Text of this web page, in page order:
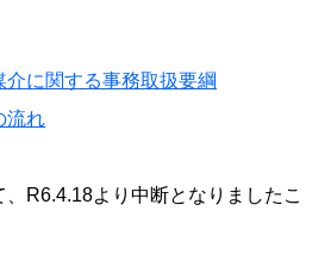
に関する事務取扱要綱
流れ
、R6.4.18より中断となりましたこ